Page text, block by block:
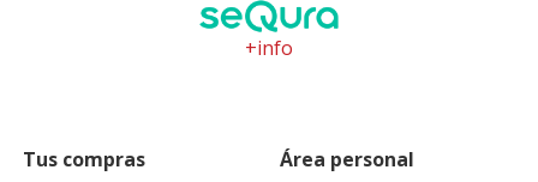
+info
Tus compras Área personal